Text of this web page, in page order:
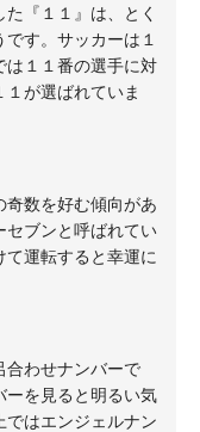
『１１』は、とく
す。サッカーは１
は１１番の選手に対
が選ばれていま
奇数を好む傾向があ
セブンと呼ばれてい
運転すると幸運に
合わせナンバーで
ーを見ると明るい気
はエンジェルナン